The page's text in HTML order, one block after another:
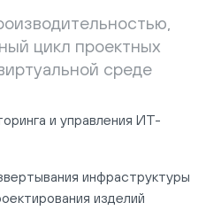
цикл проектных
среде
и управления ИТ-
инфраструктуры
изделий